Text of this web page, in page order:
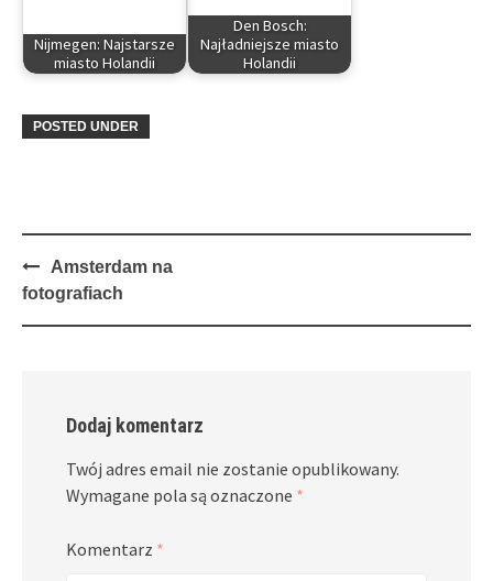
Nijmegen: Najstarsze
miasto Holandii
Den Bosch:
Najładniejsze miasto
Holandii
POSTED UNDER
Post
navigation
Amsterdam na
fotografiach
Dodaj komentarz
Twój adres email nie zostanie opublikowany.
Wymagane pola są oznaczone *
Komentarz *